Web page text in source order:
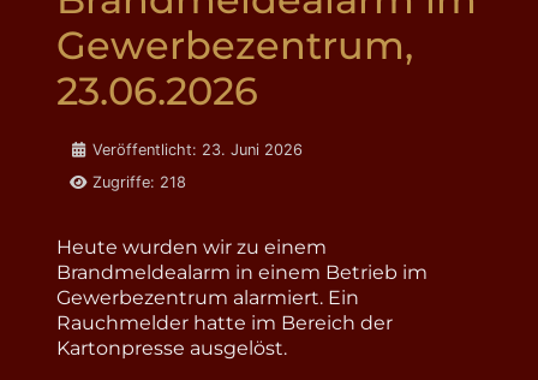
Gewerbezentrum,
23.06.2026
DetailsVeröffentlicht: 23. Juni 2026
Zugriffe: 218
Heute wurden wir zu einem
Brandmeldealarm in einem Betrieb im
Gewerbezentrum alarmiert. Ein
Rauchmelder hatte im Bereich der
Kartonpresse ausgelöst.